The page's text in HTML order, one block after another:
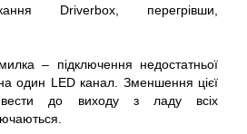
Driverbox, перегрівши,
– підключення недостатньої
на один LED канал. Зменшення цієї
до виходу з ладу всіх